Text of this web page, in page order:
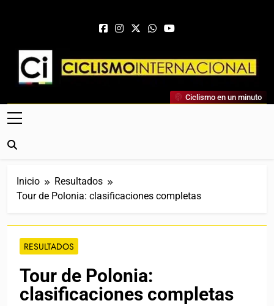
Ciclismo Internacional
Web Dedicada Al Ciclismo Mundial. Entrevistas, Análisis,
Crónicas, Previas Y Más. La Web Ciclista De Referencia.
Ciclismo en un minuto
Inicio
Resultados
Tour de Polonia: clasificaciones completas
RESULTADOS
Tour de Polonia:
clasificaciones completas